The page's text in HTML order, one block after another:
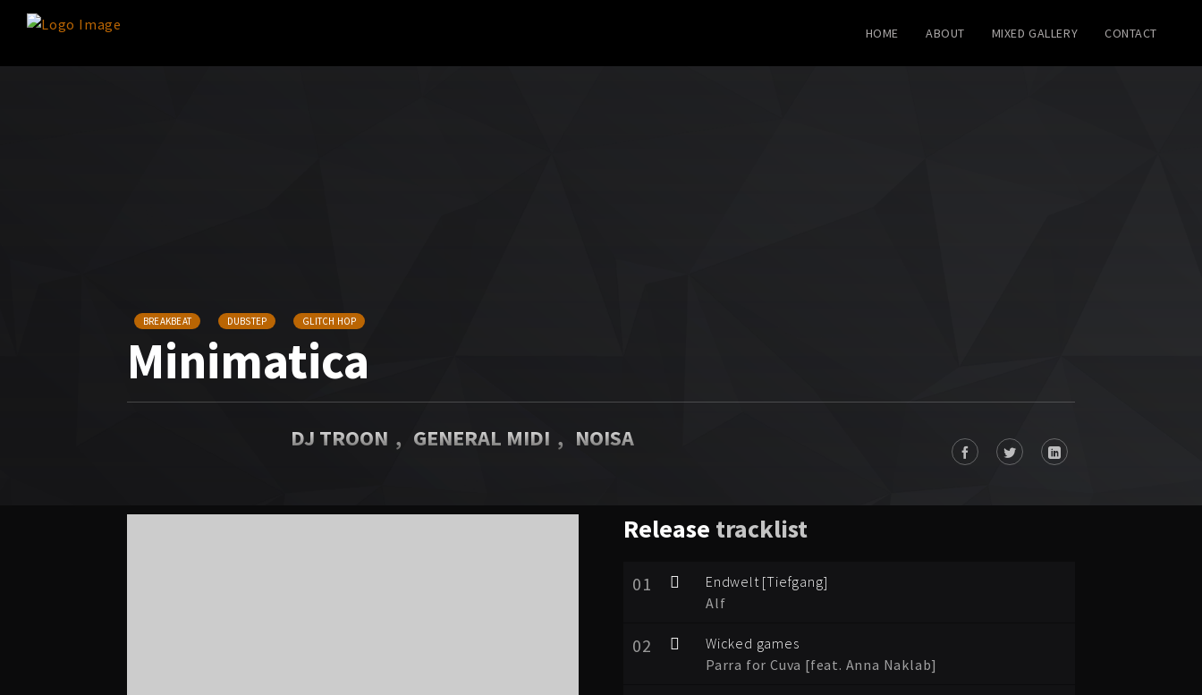
HOME ABOUT MIXED GALLERY CONTACT
BREAKBEAT DUBSTEP GLITCH HOP
Minimatica
DJ TROON , GENERAL MIDI , NOISA
Release tracklist
01
Endwelt [Tiefgang]
Alf
02
Wicked games
Parra for Cuva [feat. Anna Naklab]